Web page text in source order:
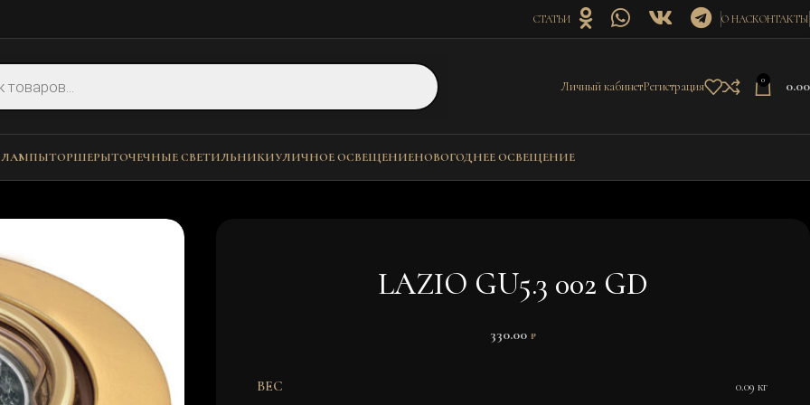
СТАТЬИ О НАСКОНТАКТЫ
Личный кабинетРегистрация 0
ЛАМПЫТОРШЕРЫТОЧЕЧНЫЕ СВЕТИЛЬНИКИУЛИЧНОЕ ОСВЕЩЕНИЕНОВОГОДНЕЕ ОСВЕЩЕНИЕ
LAZIO GU5.3 002 GD
330.00 ₽
ВЕС 0.09 кг